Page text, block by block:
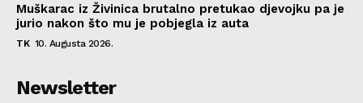
Muškarac iz Živinica brutalno pretukao djevojku pa je
jurio nakon što mu je pobjegla iz auta
TK 10. Augusta 2026.
Newsletter